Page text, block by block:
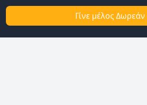
Γίνε μέλος Δωρεάν